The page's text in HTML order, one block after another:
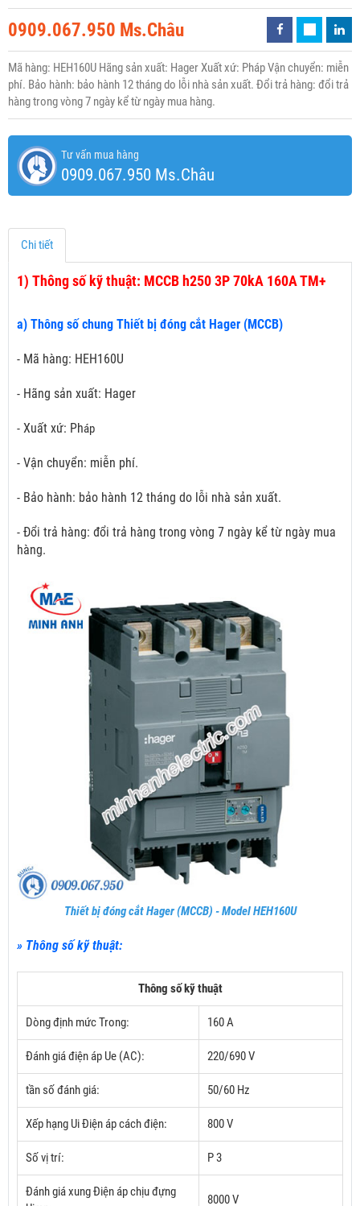
0909.067.950 Ms.Châu
Mã hàng: HEH160U Hãng sản xuất: Hager Xuất xứ: Pháp Vận chuyển: miễn
phí. Bảo hành: bảo hành 12 tháng do lỗi nhà sản xuất. Đổi trả hàng: đổi trả
hàng trong vòng 7 ngày kể từ ngày mua hàng.
Tư vấn mua hàng
0909.067.950 Ms.Châu
Chi tiết
1) Thông số kỹ thuật: MCCB h250 3P 70kA 160A TM+
a) Thông số chung Thiết bị đóng cắt Hager (MCCB)
- Mã hàng: HEH160U
- Hãng sản xuất: Hager
- Xuất xứ: Pháp
- Vận chuyển: miễn phí.
- Bảo hành: bảo hành 12 tháng do lỗi nhà sản xuất.
- Đổi trả hàng: đổi trả hàng trong vòng 7 ngày kể từ ngày mua
hàng.
Thiết bị đóng cắt Hager (MCCB) - Model HEH160U
» Thông số kỹ thuật:
Thông số kỹ thuật
Dòng định mức Trong: 160 A
Đánh giá điện áp Ue (AC): 220/690 V
tần số đánh giá: 50/60 Hz
Xếp hạng Ui Điện áp cách điện: 800 V
Số vị trí: P 3
Đánh giá xung Điện áp chịu đựng
8000 V